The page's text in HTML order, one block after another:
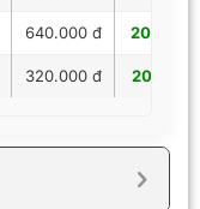
640.000 đ
320.000 đ